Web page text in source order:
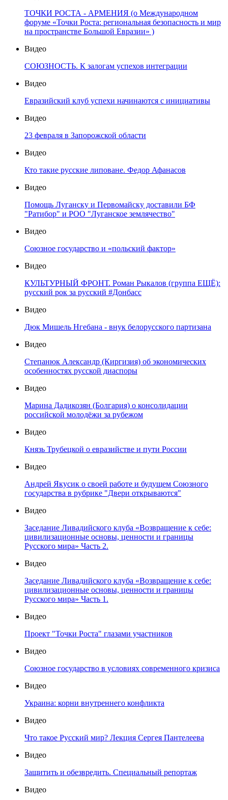
ТОЧКИ РОСТА - АРМЕНИЯ (о Международном
форуме «Точки Роста: региональная безопасность и мир
на пространстве Большой Евразии» )
Видео
СОЮЗНОСТЬ. К залогам успехов интеграции
Видео
Евразийский клуб успехи начинаются с инициативы
Видео
23 февраля в Запорожской области
Видео
Кто такие русские липоване. Федор Афанасов
Видео
Помощь Луганску и Первомайску доставили БФ
"Ратибор" и РОО "Луганское землячество"
Видео
Союзное государство и «польский фактор»
Видео
КУЛЬТУРНЫЙ ФРОНТ. Роман Рыкалов (группа ЕЩЁ):
русский рок за русский #Донбасс
Видео
Дюк Мишель Нгебана - внук белорусского партизана
Видео
Степанюк Александр (Киргизия) об экономических
особенностях русской диаспоры
Видео
Марина Дадикозян (Болгария) о консолидации
российской молодёжи за рубежом
Видео
Князь Трубецкой о евразийстве и пути России
Видео
Андрей Якусик о своей работе и будущем Союзного
государства в рубрике "Двери открываются"
Видео
Заседание Ливадийского клуба «Возвращение к себе:
цивилизационные основы, ценности и границы
Русского мира» Часть 2.
Видео
Заседание Ливадийского клуба «Возвращение к себе:
цивилизационные основы, ценности и границы
Русского мира» Часть 1.
Видео
Проект "Точки Роста" глазами участников
Видео
Союзное государство в условиях современного кризиса
Видео
Украина: корни внутреннего конфликта
Видео
Что такое Русский мир? Лекция Сергея Пантелеева
Видео
Защитить и обезвредить. Специальный репортаж
Видео